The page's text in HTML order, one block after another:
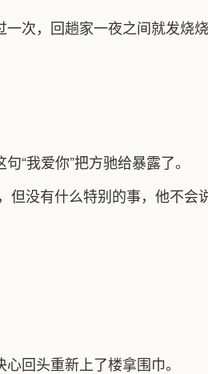
次，回趟家一夜之间就发烧烧
“我爱你”把方驰给暴露了。
没有什么特别的事，他不会
回头重新上了楼拿围巾。